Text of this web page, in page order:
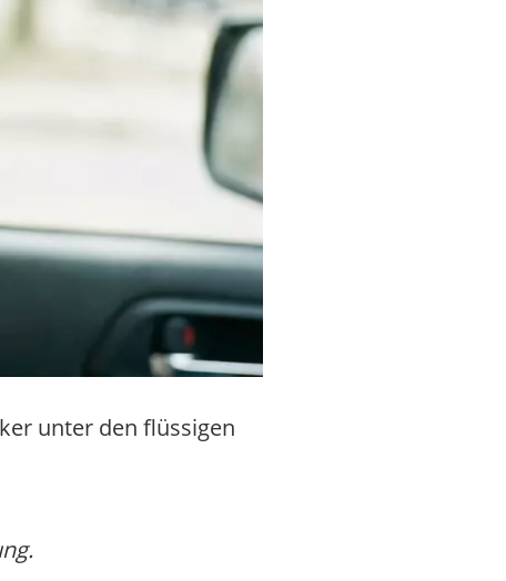
unter den flüssigen